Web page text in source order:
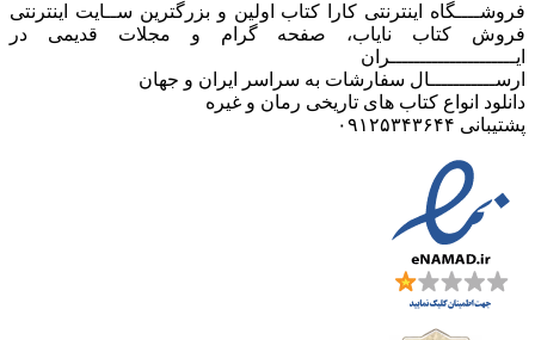
فروشــــگاه اینترنتی کارا کتاب اولین و بزرگترین ســایت اینترنتی
فروش کتاب نایاب، صفحه گرام و مجلات قدیمی در
ایـــــــــــــــــــــران
ارســـــــــــال سفارشات به سراسر ایران و جهان
دانلود انواع کتاب های تاریخی رمان و غیره
پشتیبانی ۰۹۱۲۵۳۴۳۶۴۴